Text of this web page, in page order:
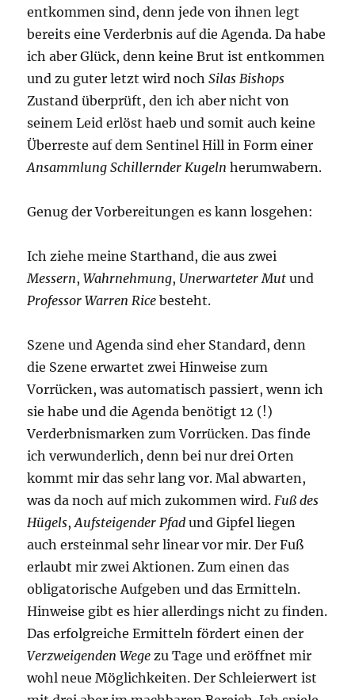
entkommen sind, denn jede von ihnen legt
bereits eine Verderbnis auf die Agenda. Da habe
ich aber Glück, denn keine Brut ist entkommen
und zu guter letzt wird nochSilas Bishops
Zustand überprüft, den ich aber nicht von
seinem Leid erlöst haeb und somit auch keine
Überreste auf dem Sentinel Hill in Form einer
Ansammlung Schillernder Kugeln herumwabern.
Genug der Vorbereitungen es kann losgehen:
Ich ziehe meine Starthand, die aus zwei
Messern,Wahrnehmung, Unerwarteter Mut und
Professor Warren Rice besteht.
Szene und Agenda sind eher Standard, denn
die Szene erwartet zwei Hinweise zum
Vorrücken, was automatisch passiert, wenn ich
sie habe und die Agenda benötigt 12 (!)
Verderbnismarken zum Vorrücken. Das finde
ich verwunderlich, denn bei nur drei Orten
kommt mir das sehr lang vor. Mal abwarten,
was da noch auf mich zukommen wird. Fuß des
Hügels,Aufsteigender Pfad und Gipfel liegen
auch ersteinmal sehr linear vor mir. Der Fuß
erlaubt mir zwei Aktionen. Zum einen das
obligatorische Aufgeben und das Ermitteln.
Hinweise gibt es hier allerdings nicht zu finden.
Das erfolgreiche Ermitteln fördert einen der
Verzweigenden Wege zu Tage und eröffnet mir
wohl neue Möglichkeiten. Der Schleierwert ist